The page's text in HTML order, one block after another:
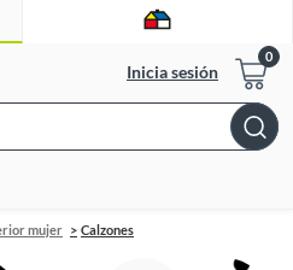
Inicia sesión
Bar
mujer Calzones